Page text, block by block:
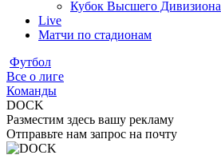
Кубок Высшего Дивизиона
Live
Матчи по стадионам
Футбол
Все о лиге
Команды
DOCK
Разместим здесь вашу рекламу
Отправьте нам запрос на почту